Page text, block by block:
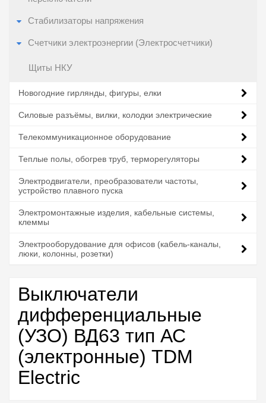
Стабилизаторы напряжения
Счетчики электроэнергии (Электросчетчики)
Щиты НКУ
Новогодние гирлянды, фигуры, елки
Силовые разъёмы, вилки, колодки электрические
Телекоммуникационное оборудование
Теплые полы, обогрев труб, терморегуляторы
Электродвигатели, преобразователи частоты,
устройство плавного пуска
Электромонтажные изделия, кабельные системы,
клеммы
Электрооборудование для офисов (кабель-каналы,
люки, колонны, розетки)
Выключатели
дифференциальные
(УЗО) ВД63 тип АС
(электронные) TDM
Electric